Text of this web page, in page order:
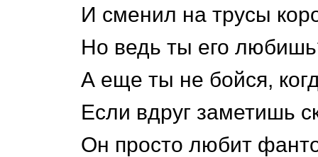
И сменил на трусы
Но ведь ты его
А еще ты не бойся,
Если вдруг заметишь
Он просто любит